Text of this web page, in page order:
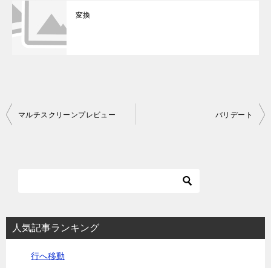
変換
投
シ
マルチスクリーンプレビュー バリデート
人気記事ランキング
行へ移動